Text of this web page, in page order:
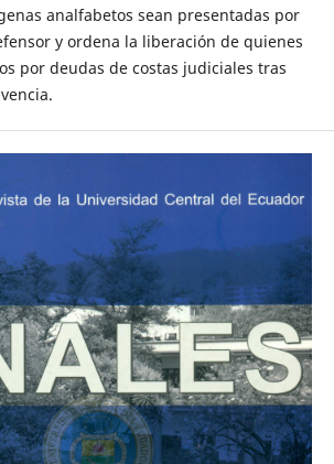
analfabetos sean presentadas por
y ordena la liberación de quienes
por deudas de costas judiciales tras